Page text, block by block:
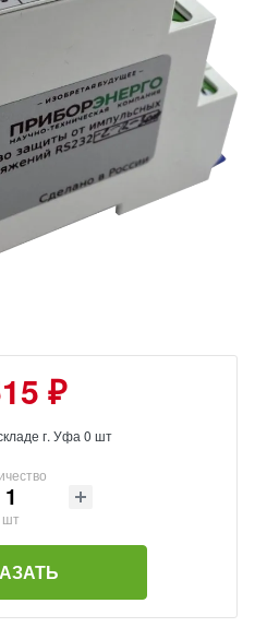
₽
г. Уфа 0 шт
шт